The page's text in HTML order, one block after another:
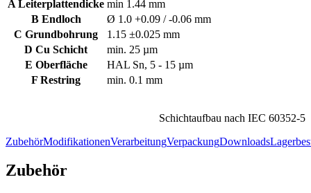
A Leiterplattendicke min 1.44 mm
B Endloch
Ø 1.0 +0.09 / -0.06 mm
C Grundbohrung
1.15 ±0.025 mm
D Cu Schicht
min. 25 µm
E Oberfläche
HAL Sn, 5 - 15 µm
F Restring
min. 0.1 mm
Schichtaufbau nach IEC 60352-5
ZubehörModifikationenVerarbeitungVerpackungDownloads
Zubehör